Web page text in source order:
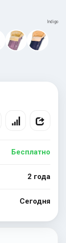
Indigo
Бесплатно
2 года
Сегодня